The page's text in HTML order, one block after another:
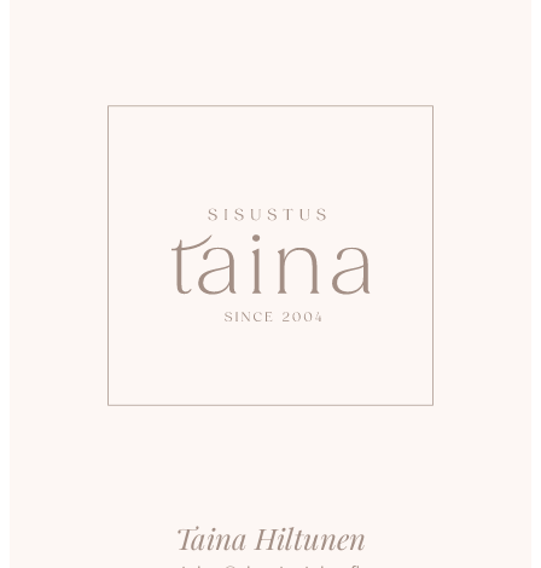
Taina Hiltunen